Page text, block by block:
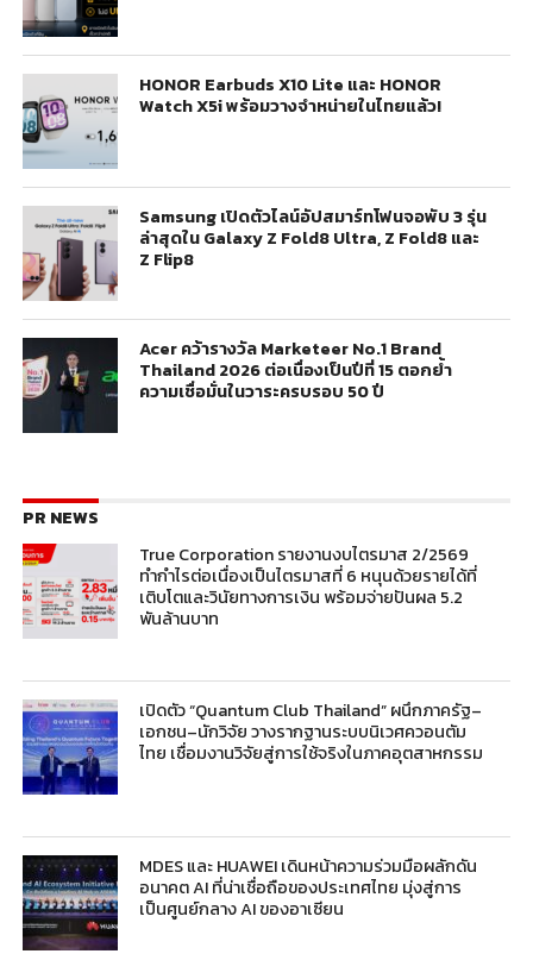
HONOR Earbuds X10 Lite และ HONOR
Watch X5i พร้อมวางจำหน่ายในไทยแล้ว!
Samsung เปิดตัวไลน์อัปสมาร์ทโฟนจอพับ 3 รุ่น
ล่าสุดใน Galaxy Z Fold8 Ultra, Z Fold8 และ
Z Flip8
Acer คว้ารางวัล Marketeer No.1 Brand
Thailand 2026 ต่อเนื่องเป็นปีที่ 15 ตอกย้ำ
ความเชื่อมั่นในวาระครบรอบ 50 ปี
PR NEWS
True Corporation รายงานงบไตรมาส 2/2569
ทำกำไรต่อเนื่องเป็นไตรมาสที่ 6 หนุนด้วยรายได้ที่
เติบโตและวินัยทางการเงิน พร้อมจ่ายปันผล 5.2
พันล้านบาท
เปิดตัว “Quantum Club Thailand” ผนึกภาครัฐ–
เอกชน–นักวิจัย วางรากฐานระบบนิเวศควอนตัม
ไทย เชื่อมงานวิจัยสู่การใช้จริงในภาคอุตสาหกรรม
MDES และ HUAWEI เดินหน้าความร่วมมือผลักดัน
อนาคต AI ที่น่าเชื่อถือของประเทศไทย มุ่งสู่การ
เป็นศูนย์กลาง AI ของอาเซียน